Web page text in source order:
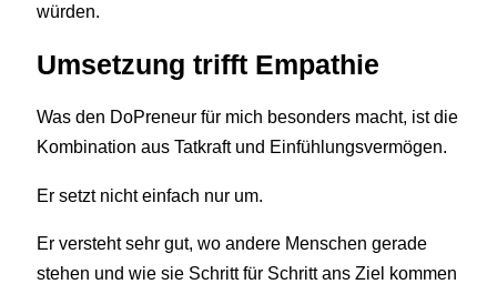
würden.
Umsetzung trifft Empathie
Was den DoPreneur für mich besonders macht, ist die
Kombination aus Tatkraft und Einfühlungsvermögen.
Er setzt nicht einfach nur um.
Er versteht sehr gut, wo andere Menschen gerade
stehen und wie sie Schritt für Schritt ans Ziel kommen